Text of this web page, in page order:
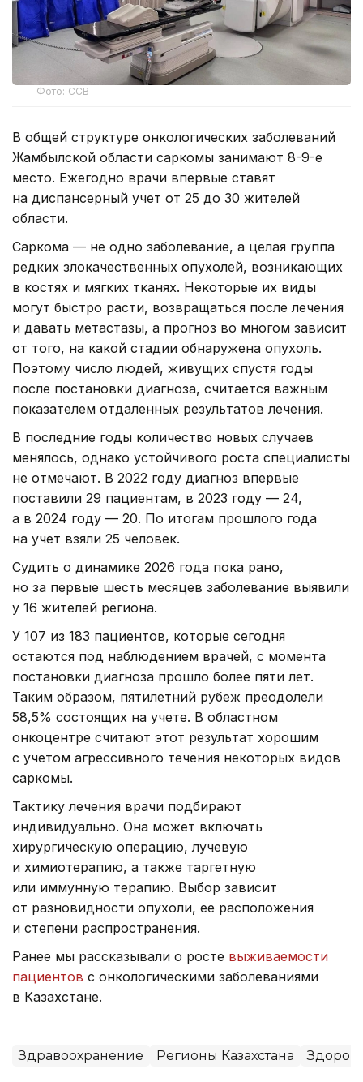
Фото: ССВ
В общей структуре онкологических заболеваний
Жамбылской области саркомы занимают 8-9-е
место. Ежегодно врачи впервые ставят
на диспансерный учет от 25 до 30 жителей
области.
Саркома — не одно заболевание, а целая группа
редких злокачественных опухолей, возникающих
в костях и мягких тканях. Некоторые их виды
могут быстро расти, возвращаться после лечения
и давать метастазы, а прогноз во многом зависит
от того, на какой стадии обнаружена опухоль.
Поэтому число людей, живущих спустя годы
после постановки диагноза, считается важным
показателем отдаленных результатов лечения.
В последние годы количество новых случаев
менялось, однако устойчивого роста специалисты
не отмечают. В 2022 году диагноз впервые
поставили 29 пациентам, в 2023 году — 24,
а в 2024 году — 20. По итогам прошлого года
на учет взяли 25 человек.
Судить о динамике 2026 года пока рано,
но за первые шесть месяцев заболевание выявили
у 16 жителей региона.
У 107 из 183 пациентов, которые сегодня
остаются под наблюдением врачей, с момента
постановки диагноза прошло более пяти лет.
Таким образом, пятилетний рубеж преодолели
58,5% состоящих на учете. В областном
онкоцентре считают этот результат хорошим
с учетом агрессивного течения некоторых видов
саркомы.
Тактику лечения врачи подбирают
индивидуально. Она может включать
хирургическую операцию, лучевую
и химиотерапию, а также таргетную
или иммунную терапию. Выбор зависит
от разновидности опухоли, ее расположения
и степени распространения.
Ранее мы рассказывали о росте выживаемости
пациентов с онкологическими заболеваниями
в Казахстане.
Здравоохранение Регионы Казахстана